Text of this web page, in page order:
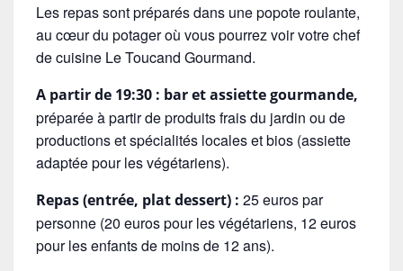
Les repas sont préparés dans une popote roulante,
au cœur du potager où vous pourrez voir votre chef
de cuisine Le Toucand Gourmand.
A partir de 19:30 : bar et assiette gourmande,
préparée à partir de produits frais du jardin ou de
productions et spécialités locales et bios (assiette
adaptée pour les végétariens).
Repas (entrée, plat dessert) : 25 euros par
personne (20 euros pour les végétariens, 12 euros
pour les enfants de moins de 12 ans).